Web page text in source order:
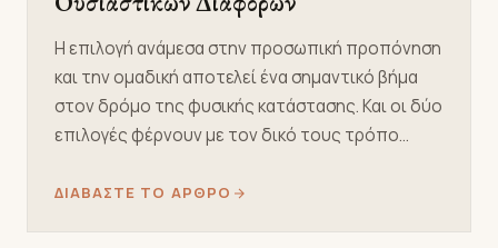
Η επιλογή ανάμεσα στην προσωπική προπόνηση
και την ομαδική αποτελεί ένα σημαντικό βήμα
στον δρόμο της φυσικής κατάστασης. Και οι δύο
επιλογές φέρνουν με τον δικό τους τρόπο…
ΔΙΑΒΆΣΤΕ ΤΟ ΆΡΘΡΟ